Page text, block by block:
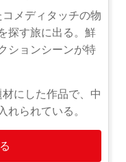
メディタッチの物
探す旅に出る。鮮
ションシーンが特
にした作品で、中
られている。